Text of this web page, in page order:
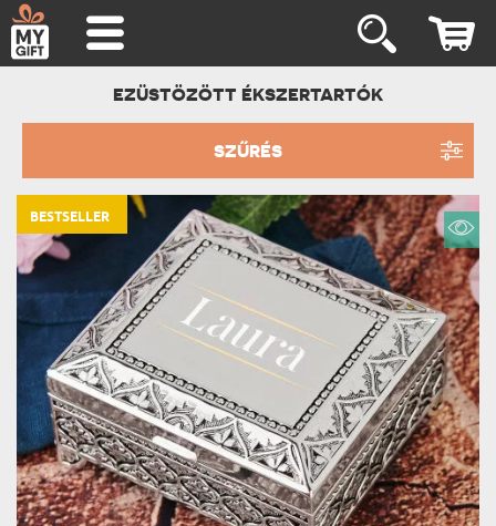
EZÜSTÖZÖTT ÉKSZERTARTÓK
SZŰRÉS
BESTSELLER